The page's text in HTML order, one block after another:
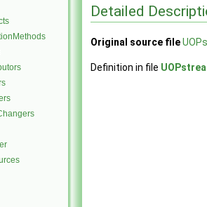
Detailed
Original source file
Definition in file